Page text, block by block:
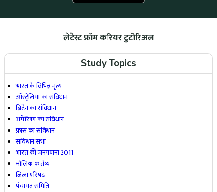
लेटेस्ट फ्रॉम करियर टुटोरिअल
Study Topics
भारत के विभिन्न नृत्य
ऑस्ट्रेलिया का संविधान
ब्रिटेन का संविधान
अमेरिका का संविधान
फ्रांस का संविधान
संविधान सभा
भारत की जनगणना 2011
मौलिक कर्त्तव्य
जिला परिषद
पंचायत समिति